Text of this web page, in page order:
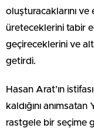
oluşturacaklarını
üreteceklerini tabir
geçireceklerini ve
getirdi.
Hasan Arat’ın
kaldığını
rastgele bir seçime